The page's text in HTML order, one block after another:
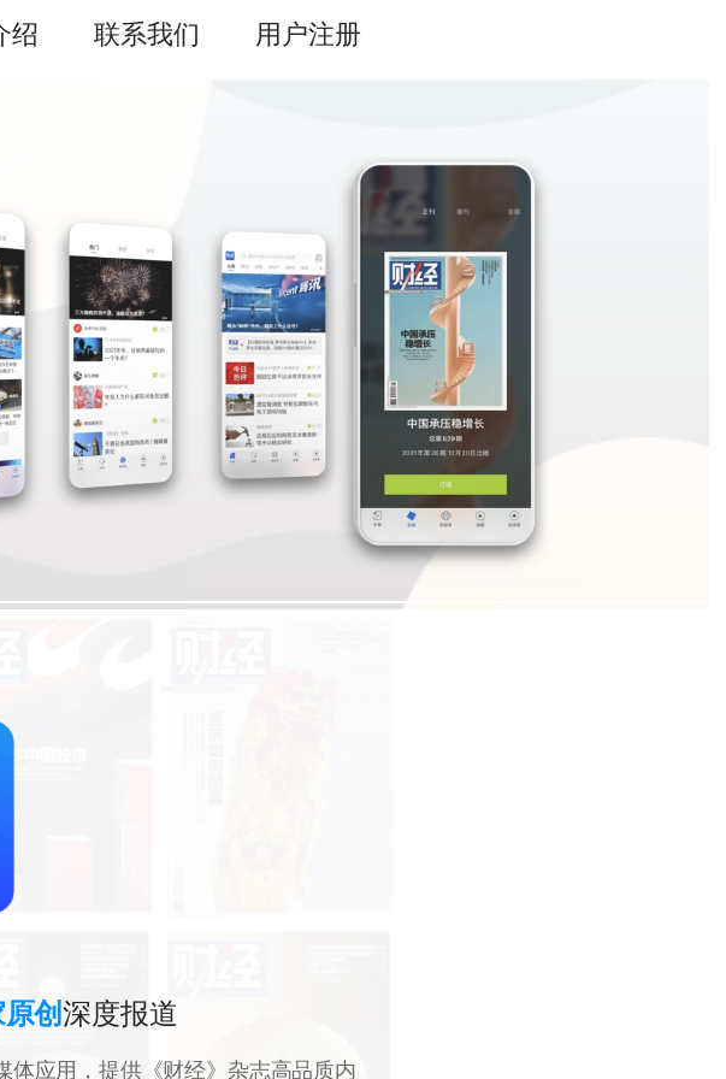
绍 联系我们 用户注册
创深度报道
体应用，提供《财经》杂志高品质内